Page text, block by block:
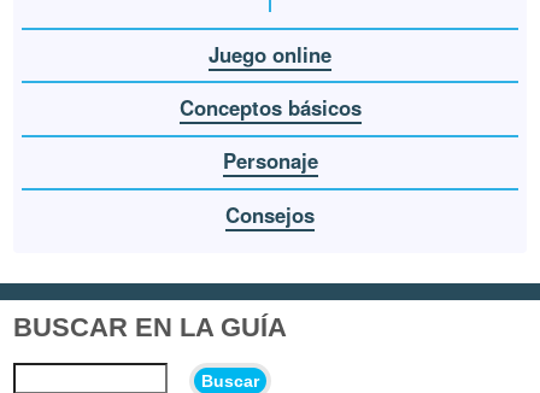
Juego online
Conceptos básicos
Personaje
Consejos
BUSCAR EN LA GUÍA
Buscar